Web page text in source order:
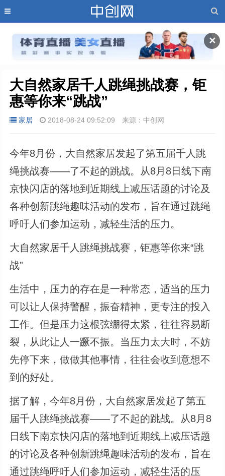
✕
大自然家居千人跳绳挑战赛，钜
惠等你来“跳战”
家居 2018-08-24 09:52:09 来源：中创网
今年8月份，大自然家居发起了第五届千人跳
绳挑战赛——了不起的跳战。从8月8日线下南
京快闪店的落地到近期线上减压话题的讨论及
各种创新跳绳趣味活动的发布，旨在通过跳绳
呼吁人们参加运动，减轻生活的压力。
大自然家居千人跳绳挑战赛，钜惠等你来“跳
战”
生活中，压力的存在是一种常态，适当的压力
可以让人保持警醒，振奋精神，更专注的投入
工作。但是压力这根弦绷得太紧，往往容易断
裂，从此让人一蹶不振。当压力太大时，不妨
先停下来，做做其他事情，往往会收到意想不
到的好处。
据了解，今年8月份，大自然家居发起了第五
届千人跳绳挑战赛——了不起的跳战。从8月8
日线下南京快闪店的落地到近期线上减压话题
的讨论及各种创新跳绳趣味活动的发布，旨在
通过跳绳呼吁人们参加运动，减轻生活的压